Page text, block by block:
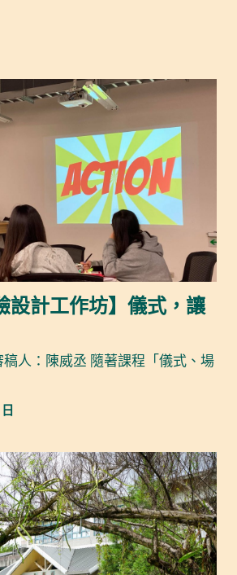
設計工作坊】儀式，讓
人：陳威丞 隨著課程「儀式、場